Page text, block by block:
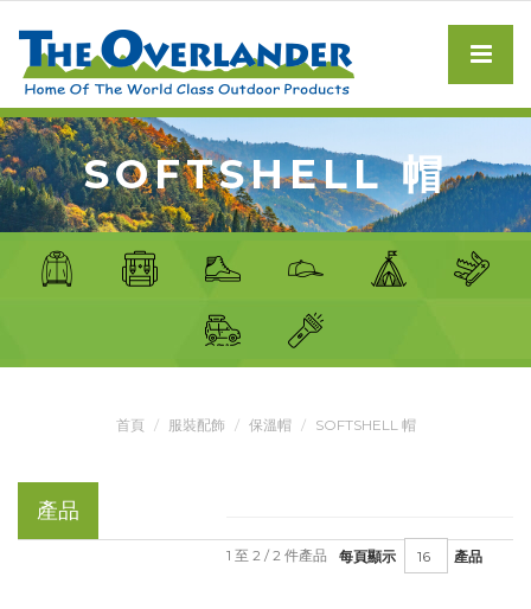
SOFTSHELL 帽
首頁 服裝配飾 保溫帽 SOFTSHELL 帽
產品
每頁顯示 產品
1 至 2 / 2 件產品